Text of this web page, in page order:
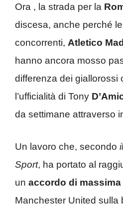
Ora , la strada per la
discesa, anche perché
concorrenti, Atletico
hanno ancora mosso
differenza dei giallorossi
l’ufficialità di Tony
da settimane attraverso
Un lavoro che, secondo
Sport, ha portato al
un accordo di massima
Manchester United sulla